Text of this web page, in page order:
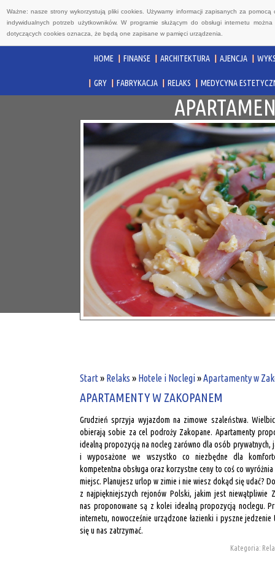
Ważne: nasze strony wykorzystują pliki cookies. Używamy informacji zapisanych za
indywidualnych potrzeb użytkowników. W programie służącym do obsługi internetu
dotyczących cookies oznacza, że będą one zapisane w pamięci urządzenia.
HOME FINANSE ARCHITEKTURA AJENCJA
GRY FABRYKACJA RELAKS MEDYCYNA
Start» Relaks » Hotele i Noclegi»Apartamenty w
APARTAMENTY W ZAKOPANEM
Grudzień sprzyja wyjazdom na zimowe szaleństwa.
obierają sobie za cel podroży Zakopane. Apartamenty
idealną propozycją na nocleg zarówno dla osób prywatnych,
i wyposażone we wszystko co niezbędne dla
kompetentna obsługa oraz korzystne ceny to coś co
miejsc. Planujesz urlop w zimie i nie wiesz dokąd się udać?
z najpiękniejszych rejonów Polski, jakim jest niewątpliwie
nas proponowane są z kolei idealną propozycją noclegu.
internetu, nowocześnie urządzone łazienki i pyszne
się u nas zatrzymać.
Kategoria: